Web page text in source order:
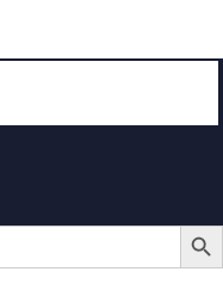
Search